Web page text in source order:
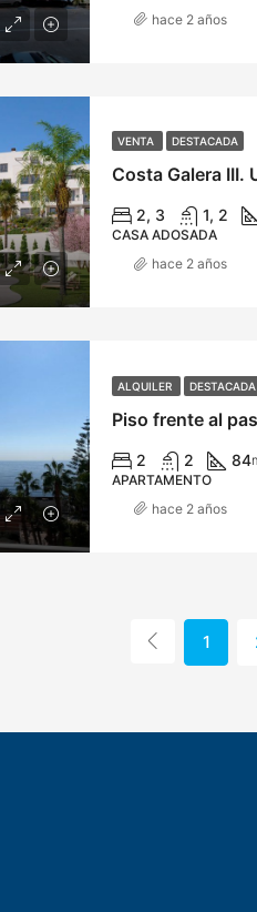
hace 2 años
VENTA DESTACADA
Costa Galera III.
2, 3 1, 2
CASA ADOSADA
hace 2 años
ALQUILER DESTACADA
Piso frente al
2 2 84
APARTAMENTO
hace 2 años
1